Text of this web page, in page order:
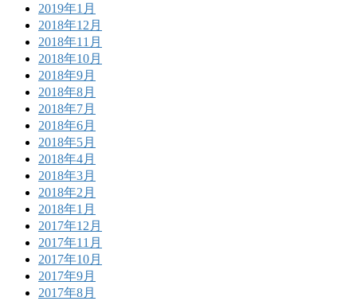
2019年1月
2018年12月
2018年11月
2018年10月
2018年9月
2018年8月
2018年7月
2018年6月
2018年5月
2018年4月
2018年3月
2018年2月
2018年1月
2017年12月
2017年11月
2017年10月
2017年9月
2017年8月